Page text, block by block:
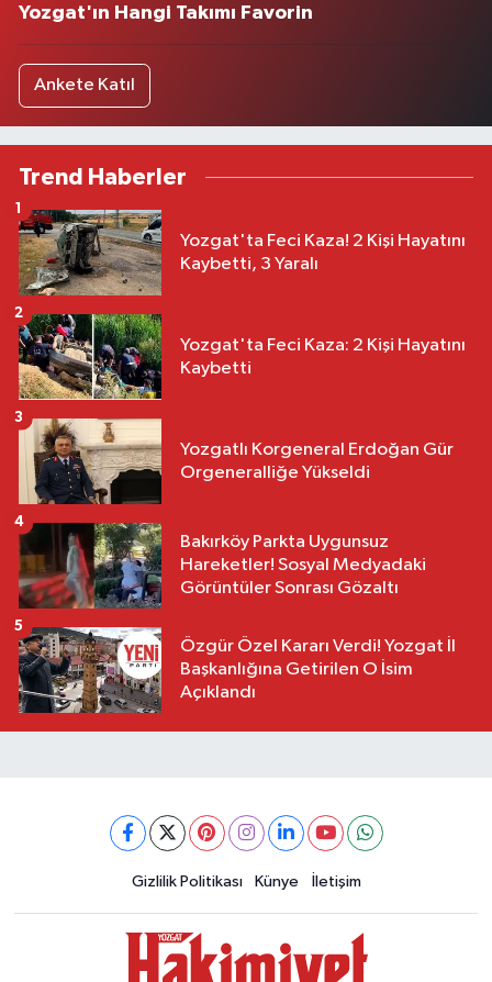
Yozgat'ın Hangi Takımı Favorin
Ankete Katıl
Trend Haberler
Yozgat'ta Feci Kaza! 2 Kişi Hayatını
Kaybetti, 3 Yaralı
1
Yozgat'ta Feci Kaza: 2 Kişi Hayatını
Kaybetti
2
Yozgatlı Korgeneral Erdoğan Gür
Orgeneralliğe Yükseldi
3
Bakırköy Parkta Uygunsuz
Hareketler! Sosyal Medyadaki
Görüntüler Sonrası Gözaltı
4
Özgür Özel Kararı Verdi! Yozgat İl
Başkanlığına Getirilen O İsim
Açıklandı
5
Gizlilik Politikası Künye İletişim